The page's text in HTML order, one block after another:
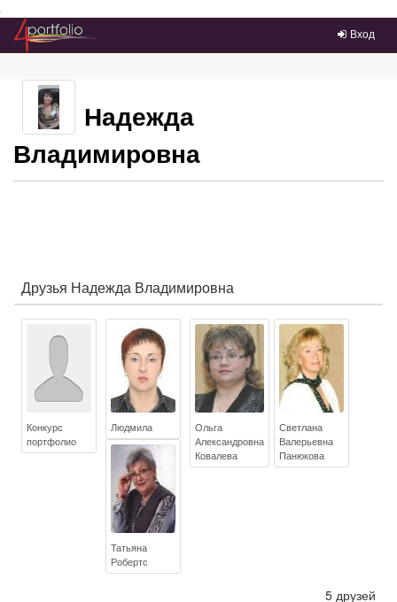
Преейти на главное меню
Вход
Надежда
Владимировна
Друзья Надежда Владимировна
Конкурс
портфолио
Людмила
Ольга
Александровна
Ковалева
Светлана
Валерьевна
Панюкова
Татьяна
Робертс
5 друзей